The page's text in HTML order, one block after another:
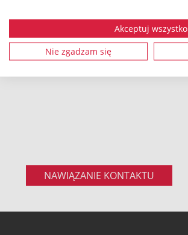
Akceptuj wszystko
Nie zgadzam się
Fax.: +49 9962 950-202
NAWIĄZANIE KONTAKTU